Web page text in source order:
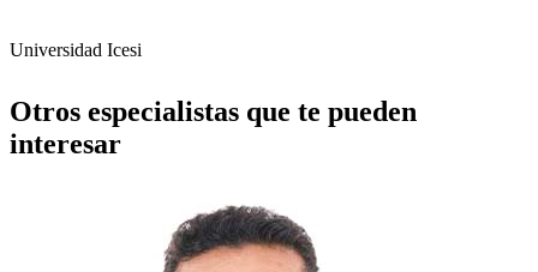
Universidad Icesi
Otros especialistas que te pueden
interesar